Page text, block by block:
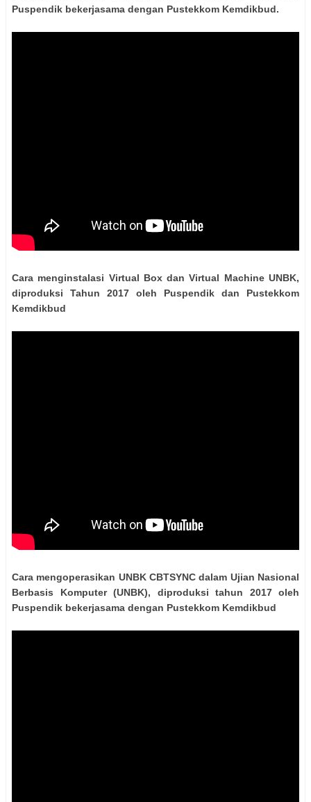
Puspendik bekerjasama dengan Pustekkom Kemdikbud.
Cara menginstalasi Virtual Box dan Virtual Machine UNBK,
diproduksi Tahun 2017 oleh Puspendik dan Pustekkom
Kemdikbud
Cara mengoperasikan UNBK CBTSYNC dalam Ujian Nasional
Berbasis Komputer (UNBK), diproduksi tahun 2017 oleh
Puspendik bekerjasama dengan Pustekkom Kemdikbud